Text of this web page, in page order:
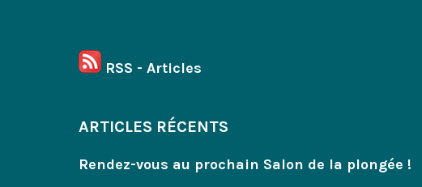
RSS - Articles
ARTICLES RÉCENTS
Rendez-vous au prochain Salon de la plongée !